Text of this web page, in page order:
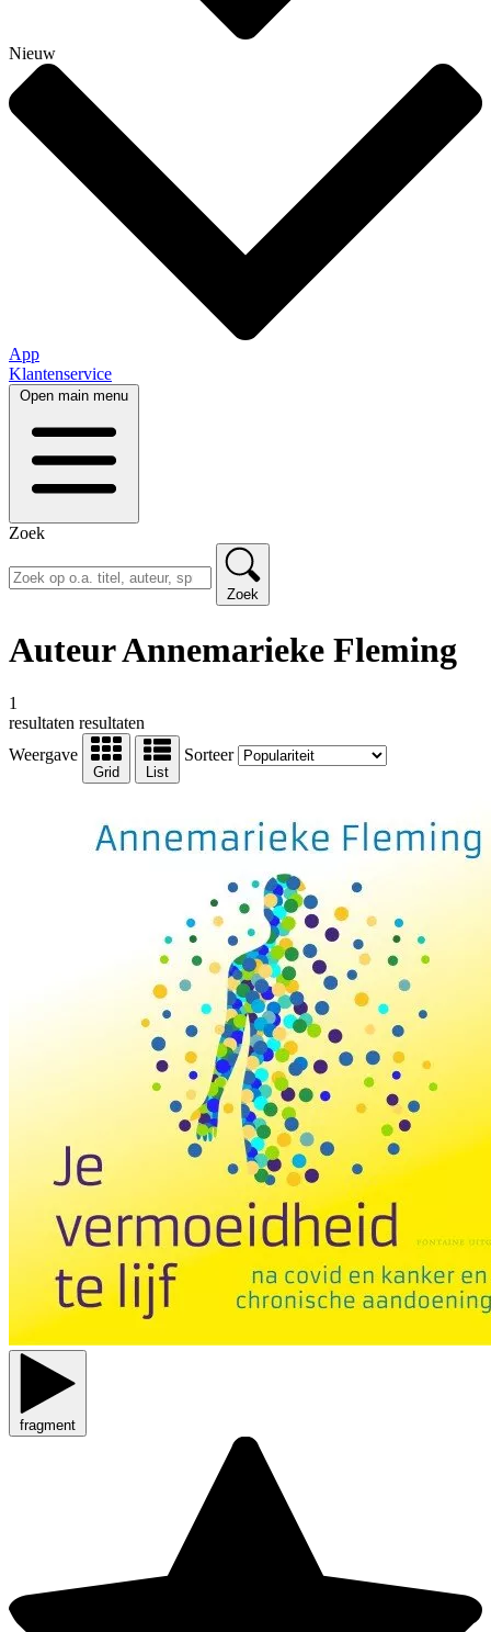
Nieuw
App
Klantenservice
Open main menu
Zoek
Zoek
Auteur Annemarieke Fleming
1
resultaten resultaten
Weergave
Grid List
Sorteer
fragment